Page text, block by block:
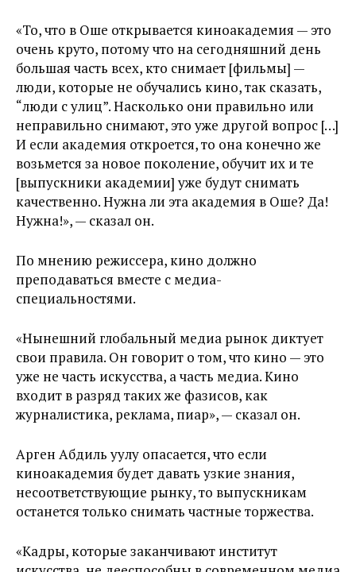
«То, что в Оше открывается киноакадемия — это
очень круто, потому что на сегодняшний день
большая часть всех, кто снимает [фильмы] —
люди, которые не обучались кино, так сказать,
“люди с улиц”. Насколько они правильно или
неправильно снимают, это уже другой вопрос […]
И если академия откроется, то она конечно же
возьмется за новое поколение, обучит их и те
[выпускники академии] уже будут снимать
качественно. Нужна ли эта академия в Оше? Да!
Нужна!», — сказал он.
По мнению режиссера, кино должно
преподаваться вместе с медиа-
специальностями.
«Нынешний глобальный медиа рынок диктует
свои правила. Он говорит о том, что кино — это
уже не часть искусства, а часть медиа. Кино
входит в разряд таких же фазисов, как
журналистика, реклама, пиар», — сказал он.
Арген Абдиль уулу опасается, что если
киноакадемия будет давать узкие знания,
несоответствующие рынку, то выпускникам
останется только снимать частные торжества.
«Кадры, которые заканчивают институт